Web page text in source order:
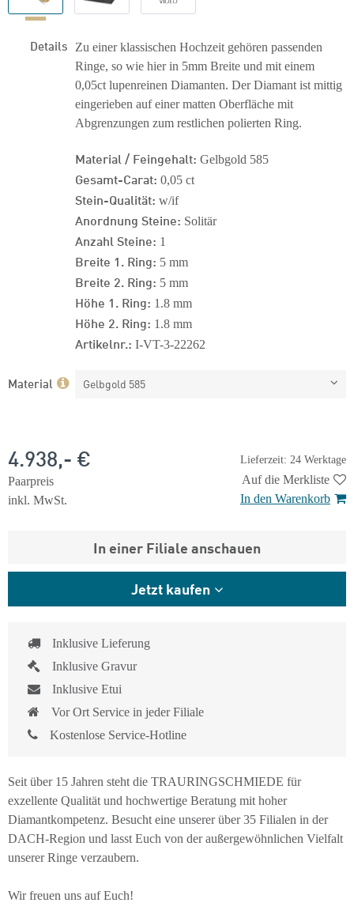
Details
Zu einer klassischen Hochzeit gehören passenden
Ringe, so wie hier in 5mm Breite und mit einem
0,05ct lupenreinen Diamanten. Der Diamant ist mittig
eingerieben auf einer matten Oberfläche mit
Abgrenzungen zum restlichen polierten Ring.
Material / Feingehalt: Gelbgold 585
Gesamt-Carat: 0,05 ct
Stein-Qualität: w/if
Anordnung Steine: Solitär
Anzahl Steine: 1
Breite 1. Ring: 5 mm
Breite 2. Ring: 5 mm
Höhe 1. Ring: 1.8 mm
Höhe 2. Ring: 1.8 mm
Artikelnr.: I-VT-3-22262
Material Gelbgold 585
Lieferzeit: 24 Werktage
4.938,- €
Paarpreis
inkl. MwSt.
Auf die Merkliste
In den Warenkorb
In einer Filiale anschauen
Jetzt kaufen
Inklusive Lieferung
Inklusive Gravur
Inklusive Etui
Vor Ort Service in jeder Filiale
Kostenlose Service-Hotline
Seit über 15 Jahren steht die TRAURINGSCHMIEDE für
exzellente Qualität und hochwertige Beratung mit hoher
Diamantkompetenz. Besucht eine unserer über 35 Filialen in der
DACH-Region und lasst Euch von der außergewöhnlichen Vielfalt
unserer Ringe verzaubern.
Wir freuen uns auf Euch!